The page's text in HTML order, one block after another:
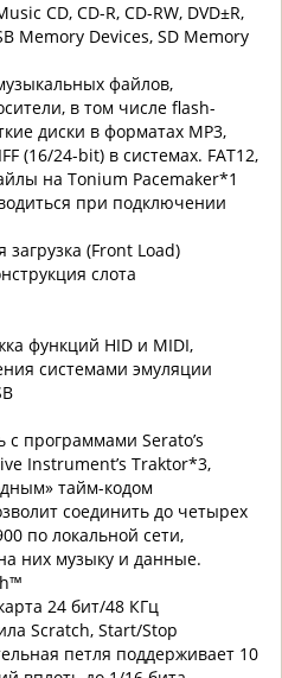
CD, CD-R, CD-RW, DVD±R,
Memory Devices, SD Memory
файлов,
в том числе flash-
диски в форматах MP3,
(16/24-bit) в системах. FAT12,
на Tonium Pacemaker*1
при подключении
(Front Load)
слота
функций HID и MIDI,
системами эмуляции
с программами Serato’s
Instrument’s Traktor*3,
тайм-кодом
соединить до четырех
по локальной сети,
них музыку и данные.
24 бит/48 КГц
Scratch, Start/Stop
петля поддерживает 10